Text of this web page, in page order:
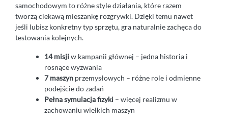
samochodowym to różne style działania, które razem
tworzą ciekawą mieszankę rozgrywki. Dzięki temu nawet
jeśli lubisz konkretny typ sprzętu, gra naturalnie zachęca do
testowania kolejnych.
14 misjiw kampanii głównej – jedna historia i
rosnące wyzwania
7 maszyn przemysłowych – różne role i odmienne
podejście do zadań
Pełna symulacja fizyki – więcej realizmu w
zachowaniu wielkich maszyn